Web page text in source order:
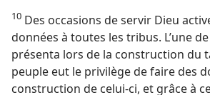
10 Des occasions de servir Dieu
données à toutes les tribus. L’une
présenta lors de la construction du
peuple eut le privilège de faire des
construction de celui-ci, et grâce à